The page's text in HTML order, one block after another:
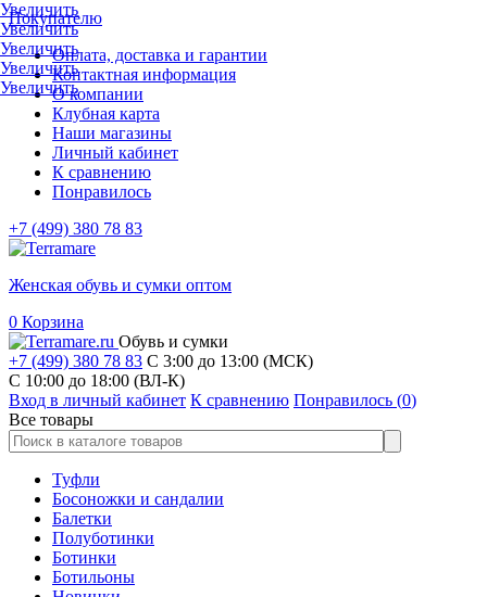
Покупателю
Оплата, доставка и гарантии
Контактная информация
О компании
Клубная карта
Наши магазины
Личный кабинет
К сравнению
Понравилось
+7 (499) 380 78 83
Женская обувь и сумки оптом
0 Корзина
Обувь и сумки
+7 (499) 380 78 83 С 3:00 до 13:00 (МСК)
C 10:00 до 18:00 (ВЛ-К)
Вход в личный кабинет К сравнению Понравилось (0)
Все товары
Туфли
Босоножки и сандалии
Балетки
Полуботинки
Ботинки
Ботильоны
Увеличить
Увеличить
Увеличить
Увеличить
Увеличить